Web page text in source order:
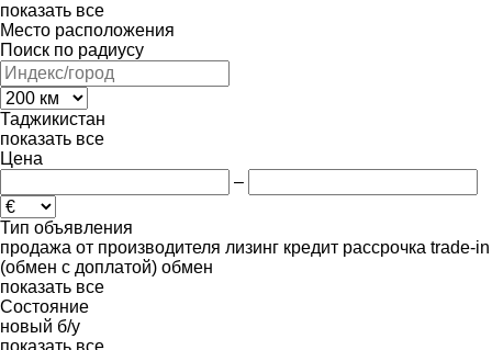
показать все
Место расположения
Поиск по радиусу
Таджикистан
показать все
Цена
–
Тип объявления
продажа от производителя лизинг кредит рассрочка trade-in
(обмен с доплатой) обмен
показать все
Состояние
новый б/у
показать все